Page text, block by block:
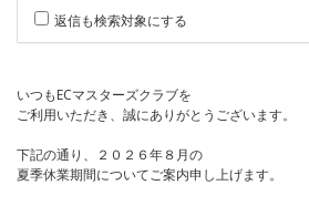
返信も検索対象にする
いつもECマスターズクラブを
ご利用いただき、誠にありがとうございます。
下記の通り、２０２６年８月の
夏季休業期間についてご案内申し上げます。